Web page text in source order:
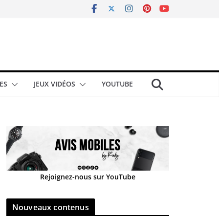
JEUX VIDÉOS YOUTUBE
Rejoignez-nous sur YouTube
Nouveaux contenus